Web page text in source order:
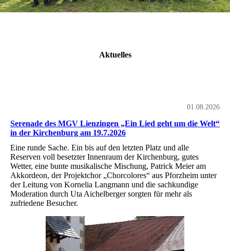
Aktuelles
01.08.2026
Serenade des MGV Lienzingen „Ein Lied geht um die Welt“
in der Kirchenburg am 19.7.2026
Eine runde Sache. Ein bis auf den letzten Platz und alle
Reserven voll besetzter Innenraum der Kirchenburg, gutes
Wetter, eine bunte musikalische Mischung, Patrick Meier am
Akkordeon, der Projektchor „Chorcolores“ aus Pforzheim unter
der Leitung von Kornelia Langmann und die sachkundige
Moderation durch Uta Aichelberger sorgten für mehr als
zufriedene Besucher.